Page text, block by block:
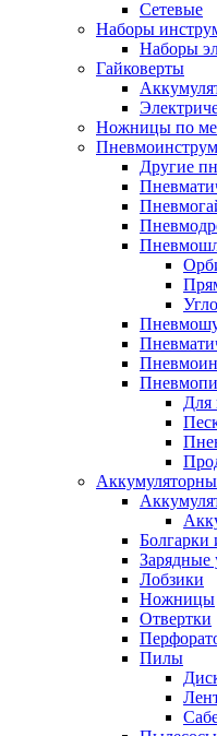
Сетевые
Наборы
Наборы
Гайковерты
Ножницы по
Другие
Для
Зарядные
Лобзики
Ножницы
Отвертки
Пилы